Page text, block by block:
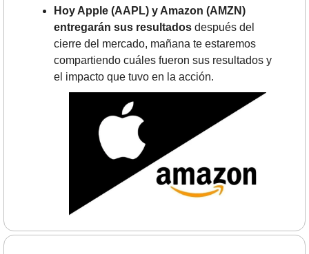
Hoy Apple (AAPL) y Amazon (AMZN)
entregarán sus resultados después del
cierre del mercado, mañana te estaremos
compartiendo cuáles fueron sus resultados y
el impacto que tuvo en la acción.